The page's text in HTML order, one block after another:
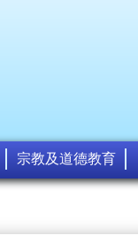
宗教及道德教育